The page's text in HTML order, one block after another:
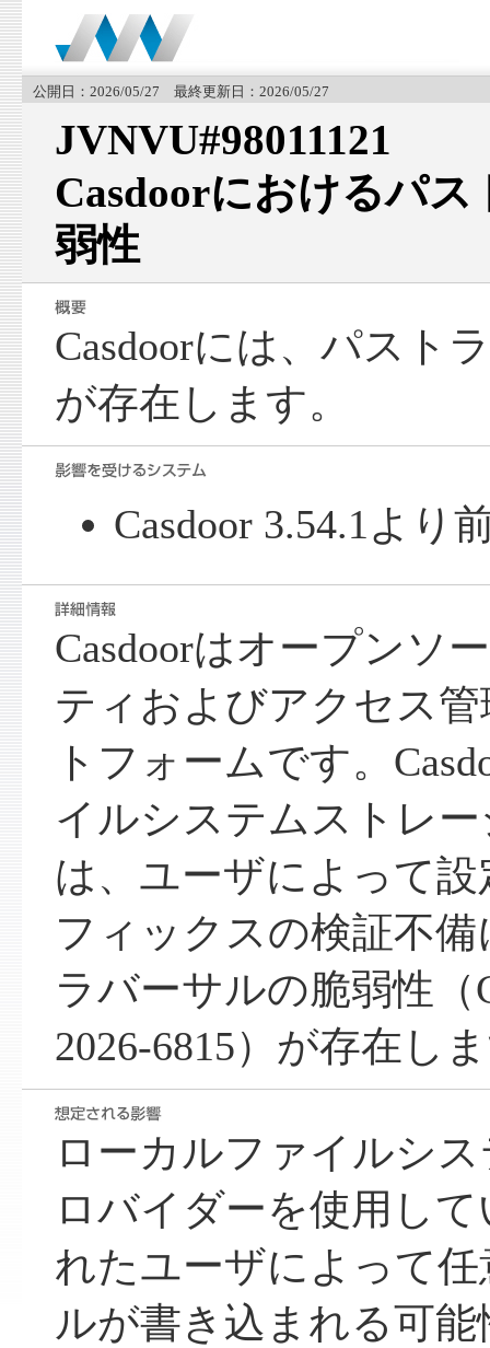
公開日：2026/05/27 最終更新日：2026/05/27
JVNVU#98011121
Casdoorにおけるパ
弱性
Casdoorには、パスト
が存在します。
Casdoor 3.54.1より
Casdoorはオープンソ
ティおよびアクセス
トフォームです。
イルシステムストレ
は、ユーザによって
フィックスの検証不
ラバーサルの脆弱性（
2026-6815）が存在し
ローカルファイルシ
ロバイダーを使用し
れたユーザによって
ルが書き込まれる可